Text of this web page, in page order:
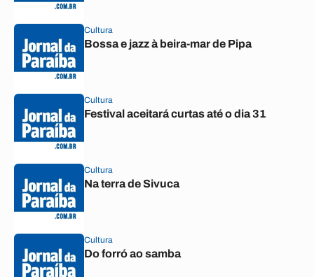
Cultura
Bossa e jazz à beira-mar de Pipa
Cultura
Festival aceitará curtas até o dia 31
Cultura
Na terra de Sivuca
Cultura
Do forró ao samba